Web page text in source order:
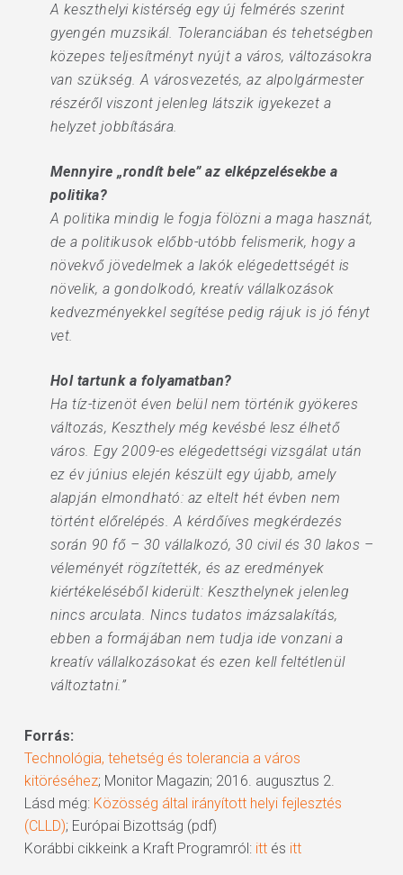
A keszthelyi kistérség egy új felmérés szerint
gyengén muzsikál. Toleranciában és tehetségben
közepes teljesítményt nyújt a város, változásokra
van szükség. A városvezetés, az alpolgármester
részéről viszont jelenleg látszik igyekezet a
helyzet jobbítására.
Mennyire „rondít bele” az elképzelésekbe a
politika?
A politika mindig le fogja fölözni a maga hasznát,
de a politikusok előbb-utóbb felismerik, hogy a
növekvő jövedelmek a lakók elégedettségét is
növelik, a gondolkodó, kreatív vállalkozások
kedvezményekkel segítése pedig rájuk is jó fényt
vet.
Hol tartunk a folyamatban?
Ha tíz-tizenöt éven belül nem történik gyökeres
változás, Keszthely még kevésbé lesz élhető
város. Egy 2009-es elégedettségi vizsgálat után
ez év június elején készült egy újabb, amely
alapján elmondható: az eltelt hét évben nem
történt előrelépés. A kérdőíves megkérdezés
során 90 fő – 30 vállalkozó, 30 civil és 30 lakos –
véleményét rögzítették, és az eredmények
kiértékeléséből kiderült: Keszthelynek jelenleg
nincs arculata. Nincs tudatos imázsalakítás,
ebben a formájában nem tudja ide vonzani a
kreatív vállalkozásokat és ezen kell feltétlenül
változtatni.”
Forrás:
Technológia, tehetség és tolerancia a város
kitöréséhez; Monitor Magazin; 2016. augusztus 2.
Lásd még: Közösség által irányított helyi fejlesztés
(CLLD); Európai Bizottság (pdf)
Korábbi cikkeink a Kraft Programról: ittés itt